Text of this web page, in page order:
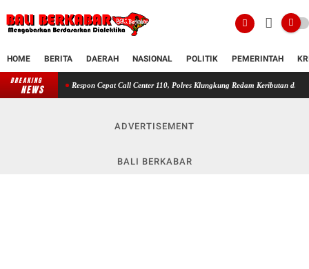
HOME BERITA DAERAH NASIONAL POLITIK PEMERINTAH
BREAKING
NEWS
Respon Cepat Call Center 110, Polres Klungkung Redam Keributan di Jalan Ratna III
ADVERTISEMENT
BALI BERKABAR